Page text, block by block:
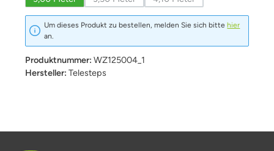
(Diese Option ist zurzeit nicht verfügbar.)
(Diese Option ist zurzeit
Um dieses Produkt zu bestellen, melden Sie sich bitte hier
an.
Produktnummer: WZ125004_1
Hersteller: Telesteps